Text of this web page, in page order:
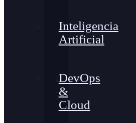
Inteligencia
Artificial
DevOps
&
Cloud